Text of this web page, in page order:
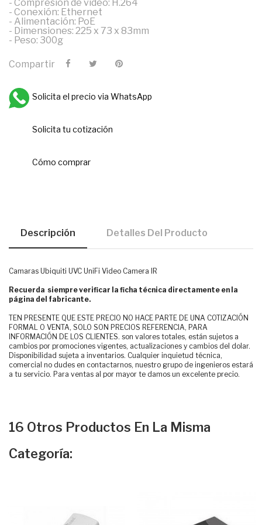
- Compresión de video: H.264
- Conexión: Ethernet
- Alimentación: PoE
- Dimensiones: 225 x 73 x 83mm
- Peso: 300g
Compartir
Solicita el precio via WhatsApp
Solicita tu cotización
Cómo comprar
Descripción Detalles Del Producto
Camaras Ubiquiti UVC UniFi Video Camera IR
Recuerda siempre verificar la ficha técnica directamente en la
página del fabricante.
TEN PRESENTE QUE ESTE PRECIO NO HACE PARTE DE UNA COTIZACIÓN
FORMAL O VENTA, SOLO SON PRECIOS REFERENCIA, PARA
INFORMACIÓN DE LOS CLIENTES. son valores totales, están sujetos a
cambios por promociones vigentes, actualizaciones y cambios del dolar.
Disponibilidad sujeta a inventarios. Cualquier inquietud técnica,
comercial no dudes en contactarnos, nuestro grupo de ingenieros estará
a tu servicio. Para ventas al por mayor te damos un excelente precio.
16 Otros Productos En La Misma
Categoría: